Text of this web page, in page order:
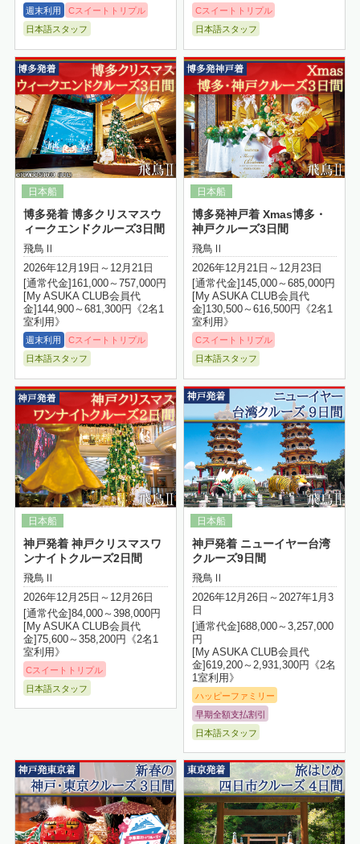
週末利用
Cスイートトリプル
日本語スタッフ
Cスイートトリプル
日本語スタッフ
博多発着 博多クリスマスウ
ィークエンドクルーズ3日間
飛鳥Ⅱ
2026年12月19日～12月21日
[通常代金]161,000～757,000円
[My ASUKA CLUB会員代
金]144,900～681,300円《2名1
室利用》
週末利用
Cスイートトリプル
日本語スタッフ
博多発神戸着 Xmas博多・
神戸クルーズ3日間
飛鳥Ⅱ
2026年12月21日～12月23日
[通常代金]145,000～685,000円
[My ASUKA CLUB会員代
金]130,500～616,500円《2名1
室利用》
Cスイートトリプル
日本語スタッフ
詳細はこちら
神戸発着 神戸クリスマスワ
ンナイトクルーズ2日間
飛鳥Ⅱ
2026年12月25日～12月26日
[通常代金]84,000～398,000円
[My ASUKA CLUB会員代
金]75,600～358,200円《2名1
室利用》
Cスイートトリプル
日本語スタッフ
神戸発着 ニューイヤー台湾
クルーズ9日間
飛鳥Ⅱ
2026年12月26日～2027年1月3
日
[通常代金]688,000～3,257,000
円
[My ASUKA CLUB会員代
金]619,200～2,931,300円《2名
1室利用》
ハッピーファミリー
早期全額支払割引
日本語スタッフ
詳細はこちら
詳細はこちら